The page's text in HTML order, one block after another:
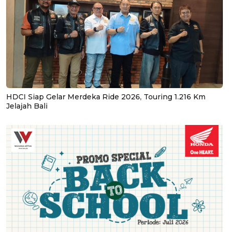
HDCI Siap Gelar Merdeka Ride 2026, Touring 1.216 Km
Jelajah Bali